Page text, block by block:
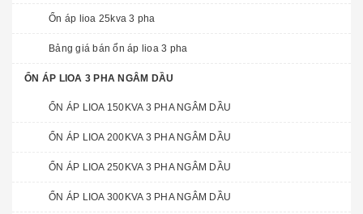
Ổn áp lioa 25kva 3 pha
Bảng giá bán ổn áp lioa 3 pha
ỔN ÁP LIOA 3 PHA NGÂM DẦU
ỔN ÁP LIOA 150KVA 3 PHA NGÂM DẦU
ỔN ÁP LIOA 200KVA 3 PHA NGÂM DẦU
ỔN ÁP LIOA 250KVA 3 PHA NGÂM DẦU
ỔN ÁP LIOA 300KVA 3 PHA NGÂM DẦU